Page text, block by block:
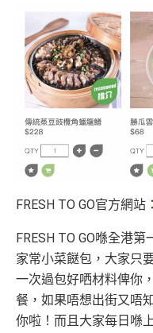
FRESH TO GO官方網站：
FRESH TO GO喺全港
家常小菜餸包，大家只
一次過包好哂材料俾你
餐，如果唔想出街又唔
你啦！而且大家每日喺